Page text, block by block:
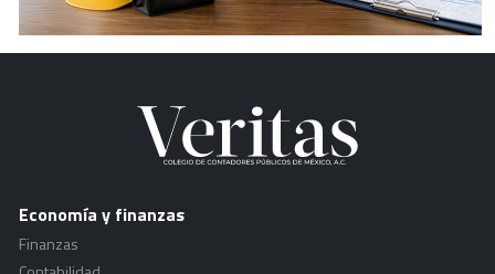
Economía y finanzas
Finanzas